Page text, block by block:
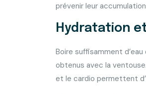
prévenir leur
Hydratation
Boire suffisamment
obtenus avec la
et le cardio permettent